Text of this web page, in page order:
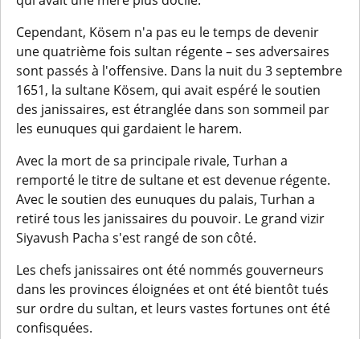
Cependant, Kösem n'a pas eu le temps de devenir
une quatrième fois sultan régente – ses adversaires
sont passés à l'offensive. Dans la nuit du 3 septembre
1651, la sultane Kösem, qui avait espéré le soutien
des janissaires, est étranglée dans son sommeil par
les eunuques qui gardaient le harem.
Avec la mort de sa principale rivale, Turhan a
remporté le titre de sultane et est devenue régente.
Avec le soutien des eunuques du palais, Turhan a
retiré tous les janissaires du pouvoir. Le grand vizir
Siyavush Pacha s'est rangé de son côté.
Les chefs janissaires ont été nommés gouverneurs
dans les provinces éloignées et ont été bientôt tués
sur ordre du sultan, et leurs vastes fortunes ont été
confisquées.